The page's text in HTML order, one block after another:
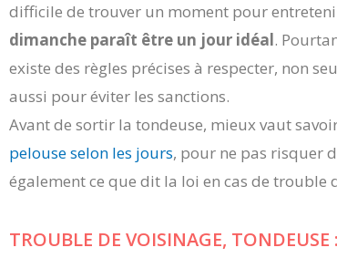
difficile de trouver un moment pour
dimanche paraît être un jour idéal.
existe des règles précises à respecter, non
aussi pour éviter les sanctions.
Avant de sortir la tondeuse, mieux vaut
pelouse selon les jours, pour ne pas risquer
également ce que dit la loi en cas de trouble
TROUBLE DE VOISINAGE,